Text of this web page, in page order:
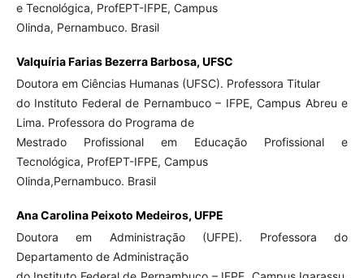
e Tecnológica, ProfEPT-IFPE, Campus
Olinda, Pernambuco. Brasil
Valquíria Farias Bezerra Barbosa, UFSC
Doutora em Ciências Humanas (UFSC). Professora Titular
do Instituto Federal de Pernambuco – IFPE, Campus Abreu e
Lima. Professora do Programa de
Mestrado Profissional em Educação Profissional e
Tecnológica, ProfEPT-IFPE, Campus
Olinda,Pernambuco. Brasil
Ana Carolina Peixoto Medeiros, UFPE
Doutora em Administração (UFPE). Professora do
Departamento de Administração